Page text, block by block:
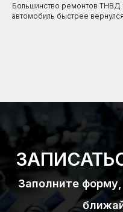
Большинство ремонтов ТНВД
автомобиль быстрее
Заполните